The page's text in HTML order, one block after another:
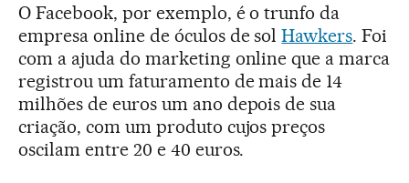
O Facebook, por exemplo, é o trunfo da
empresa online de óculos de solHawkers. Foi
com a ajuda do marketing online que a marca
registrou um faturamento de mais de 14
milhões de euros um ano depois de sua
criação, com um produto cujos preços
oscilam entre 20 e 40 euros.